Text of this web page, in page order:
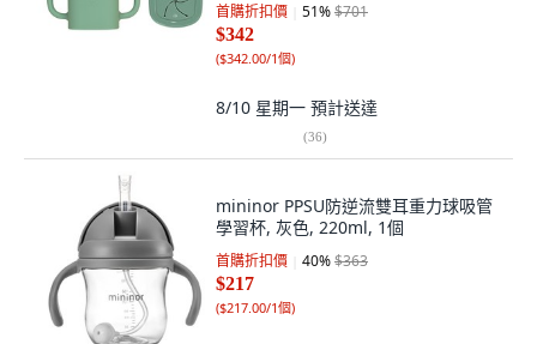
首購折扣價 51%$701
$342
($342.00/1個)
8/10 星期一 預計送達
(36)
mininor PPSU防逆流雙耳重力球吸管
學習杯, 灰色, 220ml, 1個
首購折扣價 40%$363
$217
($217.00/1個)